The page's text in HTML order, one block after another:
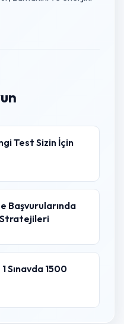
Test Sizin İçin
Başvurularında
Stratejileri
Sınavda 1500